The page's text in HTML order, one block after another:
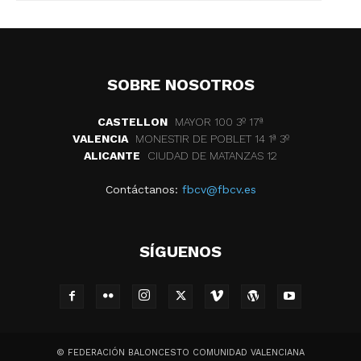
SOBRE NOSOTROS
CASTELLON
MAYOR 100 3º 17ª
VALENCIA
MONESTIR DE POBLET 14 1ª 3º
ALICANTE
CIUDAD DE MATANZAS 12
Contáctanos: fbcv@fbcv.es
SÍGUENOS
© FEDERACIÓN BALONCESTO COMUNIDAD VALENCIANA